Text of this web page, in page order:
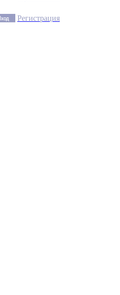
Регистрация